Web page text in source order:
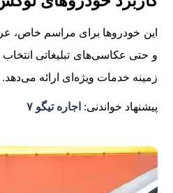
این خودروها برای مراسم خاص،
و حتی عکاسی‌های تبلیغاتی
زمینه خدمات ویژه‌ای ارائه می‌دهد.
پیشنهاد خواندنی: اجاره تیگو ۷